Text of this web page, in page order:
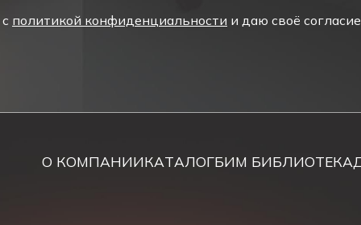
медучреждения;
подземные паркинги;
проживанием.
покрытием, устойчивым к истиранию и влажной
«ВЫХОД»
политикой конфиденциальности и даю своё
О КОМПАНИИКАТАЛОГБИМ БИБЛИОТЕКА